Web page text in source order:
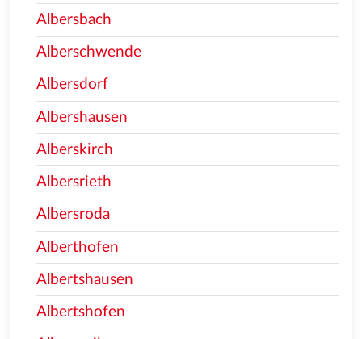
Albersbach
Alberschwende
Albersdorf
Albershausen
Alberskirch
Albersrieth
Albersroda
Alberthofen
Albertshausen
Albertshofen